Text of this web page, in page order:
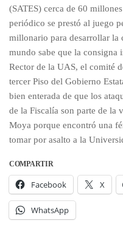
(SATES) cerca de 60
periódico se prestó al juego
millonario para desarrollar la
mundo sabe que la
Rector de la UAS, el comité
tercer Piso del Gobierno
bien enterada de que los
de la Fiscalía son parte de la
Moya porque encontró una
tomar por asalto a la
COMPARTIR
Facebook X
WhatsApp